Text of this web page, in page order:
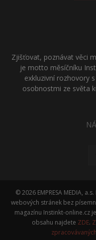
Zjišťovat, poznávat věci
je motto měsíčníku
exkluzivní rozhovory
osobnostmi ze světa
© 2026 EMPRESA MEDIA,
webových stránek bez
magazínu Instinkt-online.cz
obsahu najdete ZDE.